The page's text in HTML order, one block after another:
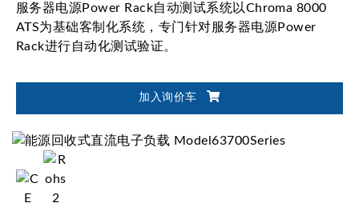
服务器电源Power Rack自动测试系统以Chroma 8000
ATS为基础客制化系统，专门针对服务器电源Power
Rack进行自动化测试验证。
加入询价车